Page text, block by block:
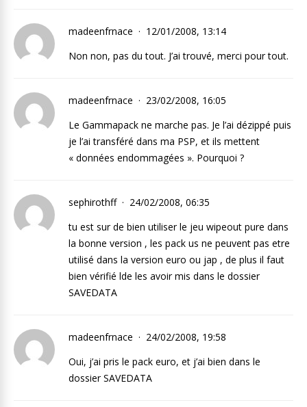
madeenfrnace
12/01/2008, 13:14
Non non, pas du tout. J’ai trouvé, merci pour tout.
madeenfrnace
23/02/2008, 16:05
Le Gammapack ne marche pas. Je l’ai dézippé puis
je l’ai transféré dans ma PSP, et ils mettent
« données endommagées ». Pourquoi ?
sephirothff
24/02/2008, 06:35
tu est sur de bien utiliser le jeu wipeout pure dans
la bonne version , les pack us ne peuvent pas etre
utilisé dans la version euro ou jap , de plus il faut
bien vérifié lde les avoir mis dans le dossier
SAVEDATA
madeenfrnace
24/02/2008, 19:58
Oui, j’ai pris le pack euro, et j’ai bien dans le
dossier SAVEDATA